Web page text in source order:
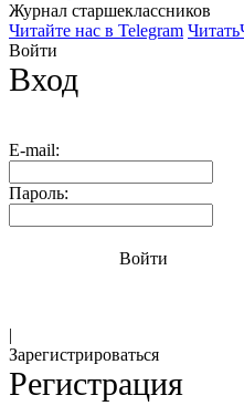
Журнал старшекласcников
Читайте нас в Telegram Читать
Войти
Вход
E-mail:
Пароль:
Войти
|
Зарегистрироваться
Регистрация